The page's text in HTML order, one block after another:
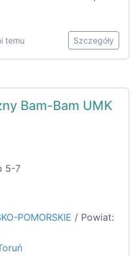
temu Szczegóły
Bam-Bam UMK
5-7
POMORSKIE / Powiat: